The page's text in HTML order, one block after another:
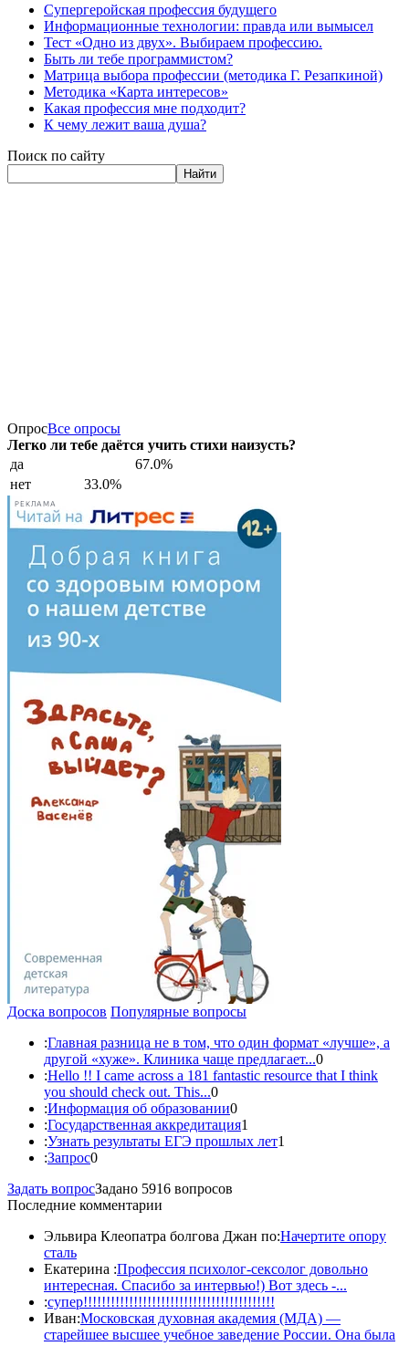
Супергеройская профессия будущего
Информационные технологии: правда или вымысел
Тест «Одно из двух». Выбираем профессию.
Быть ли тебе программистом?
Матрица выбора профессии (методика Г. Резапкиной)
Методика «Карта интересов»
Какая профессия мне подходит?
К чему лежит ваша душа?
Поиск по сайту
Найти
ОпросВсе опросы
Легко ли тебе даётся учить стихи наизусть?
да
67.0%
нет
33.0%
РЕКЛАМА
Доска вопросов Популярные вопросы
:Главная разница не в том, что один формат «лучше», а
другой «хуже». Клиника чаще предлагает...0
:Hello !! I came across a 181 fantastic resource that I think
you should check out. This...0
:Информация об образовании0
:Государственная аккредитация1
:Узнать результаты ЕГЭ прошлых лет1
:Запрос0
Задать вопросЗадано 5916 вопросов
Последние комментарии
Эльвира Клеопатра болгова Джан по:Начертите опору
сталь
Екатерина :Профессия психолог-сексолог довольно
интересная. Спасибо за интервью!) Вот здесь -...
:супер!!!!!!!!!!!!!!!!!!!!!!!!!!!!!!!!!!!!!!!!!!
Иван:Московская духовная академия (МДА) —
старейшее высшее учебное заведение России. Она была